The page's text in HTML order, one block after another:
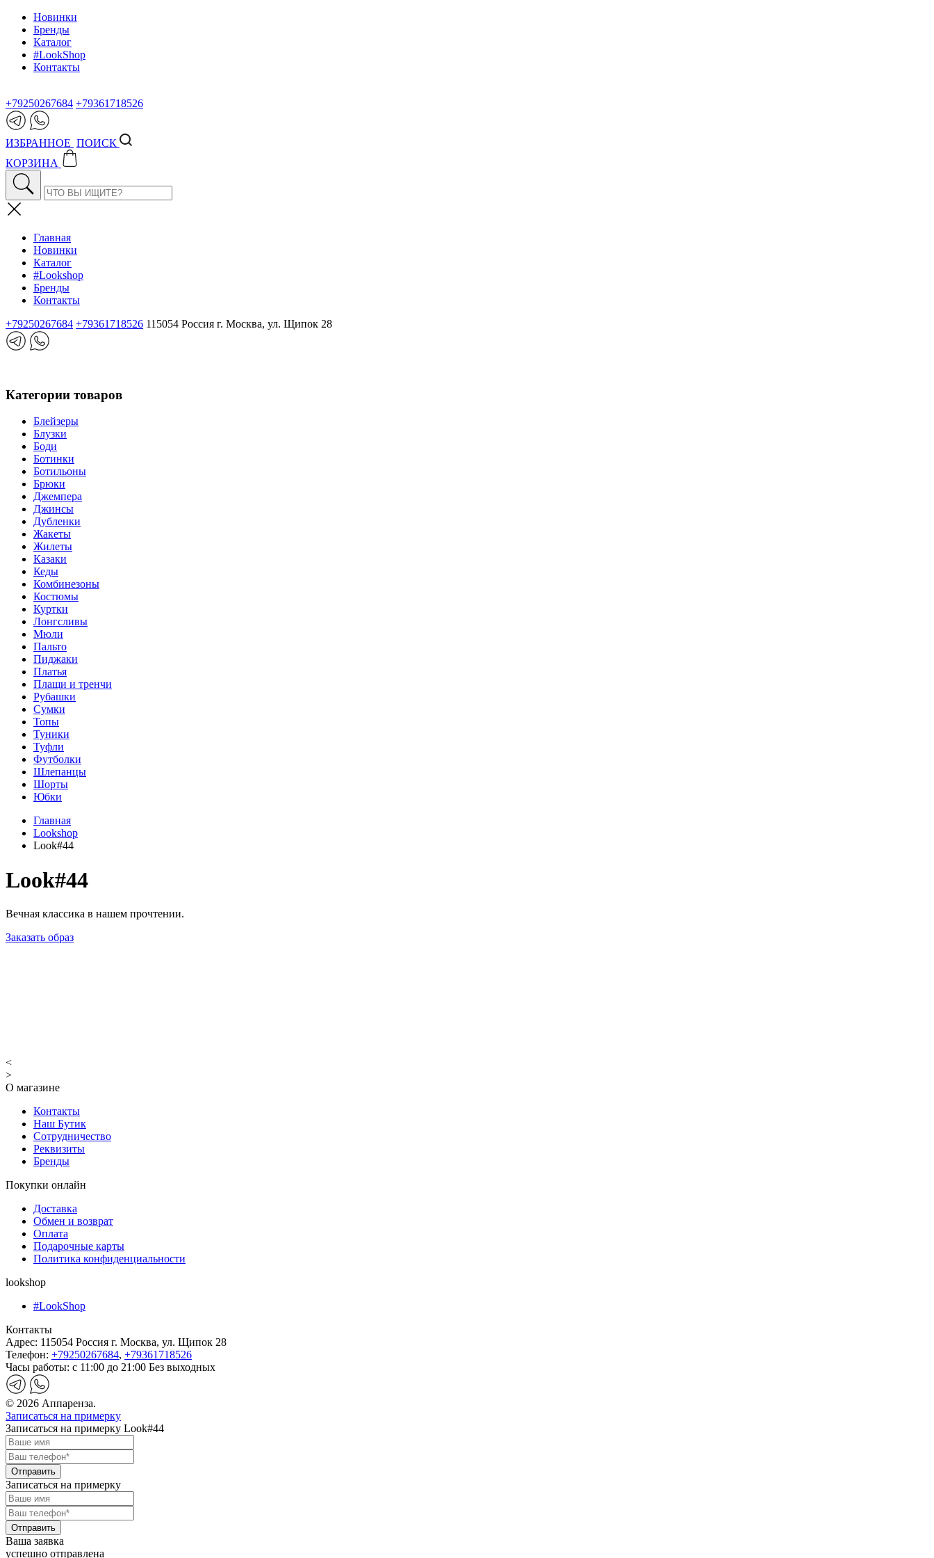
Новинки
Бренды
Каталог
#LookShop
Контакты
+79250267684 +79361718526
ИЗБРАННОЕ ПОИСК
КОРЗИНА
Главная
Новинки
Каталог
#Lookshop
Бренды
Контакты
+79250267684 +79361718526 115054 Россия г. Москва, ул. Щипок 28
Категории товаров
Блейзеры
Блузки
Боди
Ботинки
Ботильоны
Брюки
Джемпера
Джинсы
Дубленки
Жакеты
Жилеты
Казаки
Кеды
Комбинезоны
Костюмы
Куртки
Лонгсливы
Мюли
Пальто
Пиджаки
Платья
Плащи и тренчи
Рубашки
Сумки
Топы
Туники
Туфли
Футболки
Шлепанцы
Шорты
Юбки
Главная
Lookshop
Look#44
Look#44
Вечная классика в нашем прочтении.
Заказать образ
<
>
О магазине
Контакты
Наш Бутик
Сотрудничество
Реквизиты
Бренды
Покупки онлайн
Доставка
Обмен и возврат
Оплата
Подарочные карты
Политика конфиденциальности
lookshop
#LookShop
Контакты
Адрес: 115054 Россия г. Москва, ул. Щипок 28
Телефон: +79250267684, +79361718526
Часы работы: с 11:00 до 21:00 Без выходных
© 2026 Аппаренза.
Записаться на примерку
Записаться на примерку Look#44
Записаться на примерку
Ваша заявка
успешно отправлена